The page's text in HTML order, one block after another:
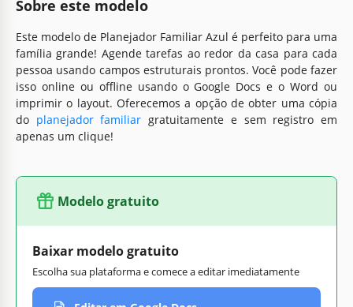
Sobre este modelo
Este modelo de Planejador Familiar Azul é perfeito para uma
família grande! Agende tarefas ao redor da casa para cada
pessoa usando campos estruturais prontos. Você pode fazer
isso online ou offline usando o Google Docs e o Word ou
imprimir o layout. Oferecemos a opção de obter uma cópia
do planejador familiar gratuitamente e sem registro em
apenas um clique!
Modelo gratuito
Baixar modelo gratuito
Escolha sua plataforma e comece a editar imediatamente